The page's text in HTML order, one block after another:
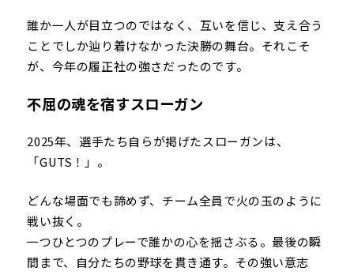
誰か一人が目立つのではなく、互いを信じ、支え合う
ことでしか辿り着けなかった決勝の舞台。それこそ
が、今年の履正社の強さだったのです。
不屈の魂を宿すスローガン
2025年、選手たち自らが掲げたスローガンは、
「GUTS！」。
どんな場面でも諦めず、チーム全員で火の玉のように
戦い抜く。
一つひとつのプレーで誰かの心を揺さぶる。最後の瞬
間まで、自分たちの野球を貫き通す。その強い意志